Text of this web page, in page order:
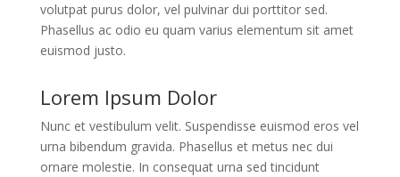
volutpat purus dolor, vel pulvinar dui porttitor sed.
Phasellus ac odio eu quam varius elementum sit amet
euismod justo.
Lorem Ipsum Dolor
Nunc et vestibulum velit. Suspendisse euismod eros vel
urna bibendum gravida. Phasellus et metus nec dui
ornare molestie. In consequat urna sed tincidunt